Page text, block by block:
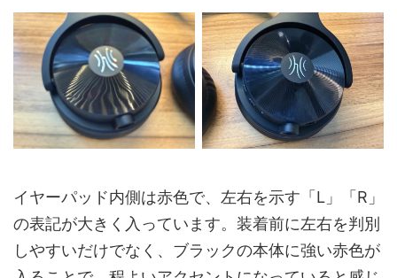
イヤーパッド内側は赤色で、左右を示す「L」「R」
の表記が大きく入っています。装着前に左右を判別
しやすいだけでなく、ブラックの本体に強い赤色が